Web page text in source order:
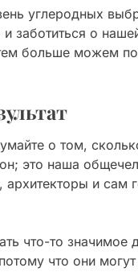
углеродных
заботиться о
больше можем
о том,
это наша
и сам
что-то значимое
что они могут